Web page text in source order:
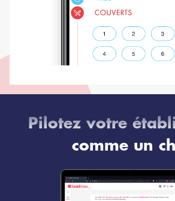
Pilotez votre
comme un